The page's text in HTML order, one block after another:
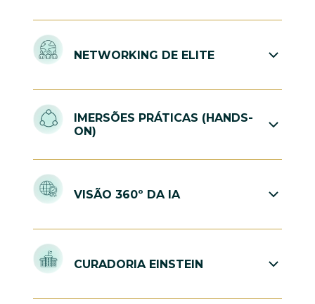
discussões de alto nível com foco em aplicação
imediata.NETWORKING DE ELITE
entre C-Levels e gestores seniores do setor de
saúde.
IMERSÕES PRÁTICAS (HANDS-
ON)
para entender a tecnologia "por trás da cortina".
VISÃO 360º DA IA
segurança de dados até a cultura organizacional e
ética clínica.CURADORIA EINSTEIN